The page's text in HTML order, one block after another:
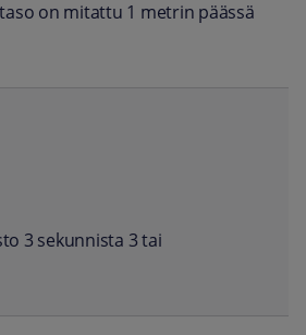
on mitattu 1 metrin päässä
3 sekunnista 3 tai